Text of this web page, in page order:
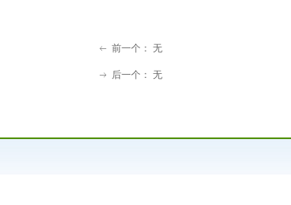
ꂃ 前一个： 无
ꁹ 后一个： 无